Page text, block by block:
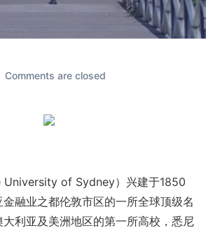
Comments are closed
of Sydney）兴建于1850
融业之都伦敦市区的一所全球顶级名
利亚及美洲地区的第一所高校，悉尼